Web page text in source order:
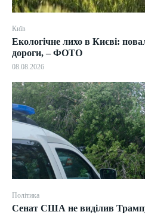
Київ
Екологічне лихо в Києві:
дороги, – ФОТО
08.08.2026
Політика
Сенат США не виділив